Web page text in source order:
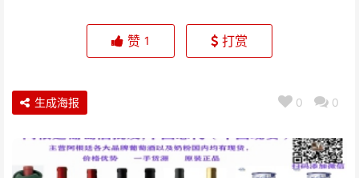
赞 1 打赏
0 0
生成海报